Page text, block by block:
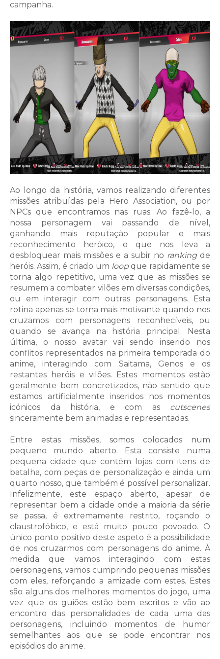
campanha.
Ao longo da história, vamos realizando diferentes
missões atribuídas pela Hero Association, ou por
NPCs que encontramos nas ruas. Ao fazê-lo, a
nossa personagem vai passando de nível,
ganhando mais reputação popular e mais
reconhecimento heróico, o que nos leva a
desbloquear mais missões e a subir no ranking de
heróis. Assim, é criado um loopque rapidamente se
torna algo repetitivo, uma vez que as missões se
resumem a combater vilões em diversas condições,
ou em interagir com outras personagens. Esta
rotina apenas se torna mais motivante quando nos
cruzamos com personagens reconhecíveis, ou
quando se avança na história principal. Nesta
última, o nosso avatar vai sendo inserido nos
conflitos representados na primeira temporada do
anime, interagindo com Saitama, Genos e os
restantes heróis e vilões. Estes momentos estão
geralmente bem concretizados, não sentido que
estamos artificialmente inseridos nos momentos
icónicos da história, e com as cutscenes
sinceramente bem animadas e representadas.
Entre estas missões, somos colocados num
pequeno mundo aberto. Esta consiste numa
pequena cidade que contém lojas com itens de
batalha, com peças de personalização e ainda um
quarto nosso, que também é possível personalizar.
Infelizmente, este espaço aberto, apesar de
representar bem a cidade onde a maioria da série
se passa, é extremamente restrito, roçando o
claustrofóbico, e está muito pouco povoado. O
único ponto positivo deste aspeto é a possibilidade
de nos cruzarmos com personagens do anime. À
medida que vamos interagindo com estas
personagens, vamos cumprindo pequenas missões
com eles, reforçando a amizade com estes. Estes
são alguns dos melhores momentos do jogo, uma
vez que os guiões estão bem escritos e vão ao
encontro das personalidades de cada uma das
personagens, incluindo momentos de humor
semelhantes aos que se pode encontrar nos
episódios do anime.